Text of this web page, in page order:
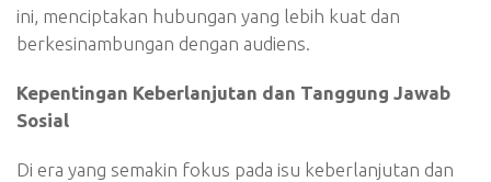
ini, menciptakan hubungan yang lebih kuat dan
berkesinambungan dengan audiens.
Kepentingan Keberlanjutan dan Tanggung Jawab
Sosial
Di era yang semakin fokus pada isu keberlanjutan dan